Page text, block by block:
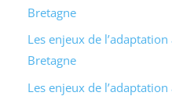
Bretagne
Les enjeux de
Bretagne
Les enjeux de